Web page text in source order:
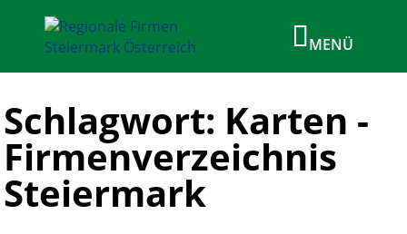
Schlagwort: Karten -
Firmenverzeichnis
Steiermark